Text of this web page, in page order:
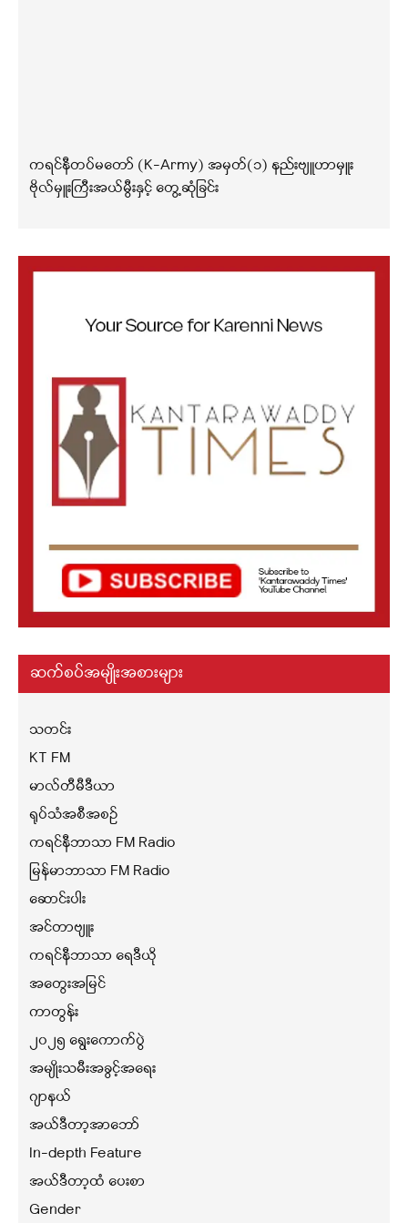
ကရင်နီတပ်မတော် (K-Army) အမှတ်(၁) နည်းဗျူဟာမှူး
ဗိုလ်မှူးကြီးအယ်မွီးနှင့် တွေ့ဆုံခြင်း
ဆက်စပ်အမျိုးအစားများ
သတင်း
KT FM
မာလ်တီမီဒီယာ
ရုပ်သံအစီအစဉ်
ကရင်နီဘာသာ FM Radio
မြန်မာဘာသာ FM Radio
ဆောင်းပါး
အင်တာဗျူး
ကရင်နီဘာသာ ရေဒီယို
အတွေးအမြင်
ကာတွန်း
၂၀၂၅ ရွေးကောက်ပွဲ
အမျိုးသမီးအခွင့်အရေး
ဂျာနယ်
အယ်ဒီတာ့အာဘော်
In-depth Feature
အယ်ဒီတာ့ထံ ပေးစာ
Gender